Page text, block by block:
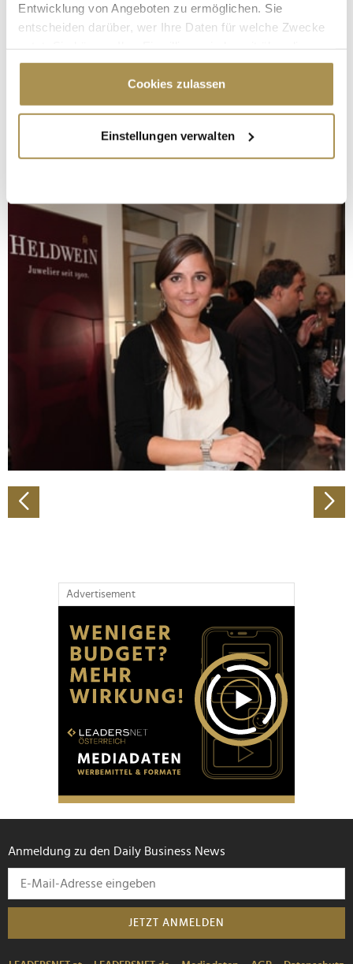
Entwicklung von Angeboten zu ermöglichen. Sie
entscheiden darüber, wer Ihre Daten für welche Zwecke
Cookie-Erklärung oder durch Klicken auf das Privacy
Trigger Symbol ändern oder widerrufen
Informationen über Ihre geografische Lage
erfassen, welche bis auf einige Meter genau sein
bestimmten Merkmalen (Fingerprinting) identifizieren
Erfahren Sie mehr darüber, wie Ihre persönlichen Daten
verarbeitet werden, und legen Sie Ihre Präferenzen im
Abschnitt Einzelheiten
fest.
Wir verwenden Cookies, um Inhalte und Anzeigen zu
personalisieren, Funktionen für soziale Medien anbieten
zu können und die Zugriffe auf unsere Website zu
analysieren. Außerdem geben wir Informationen zu Ihrer
Verwendung unserer Website an unsere Partner für
soziale Medien, Werbung und Analysen weiter. Unsere
Partner führen diese Informationen möglicherweise mit
weiteren Daten zusammen, die Sie ihnen bereitgestellt
haben oder die sie im Rahmen Ihrer Nutzung der Dienste
gesammelt haben.
Cookies zulassen
Einstellungen verwalten
Advertisement
Anmeldung zu den Daily Business News
JETZT ANMELDEN